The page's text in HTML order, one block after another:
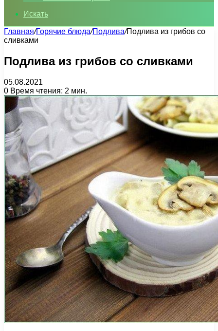
Искать
Главная/Горячие блюда/Подлива/Подлива из грибов со
сливками
Подлива из грибов со сливками
05.08.2021
0 Время чтения: 2 мин.